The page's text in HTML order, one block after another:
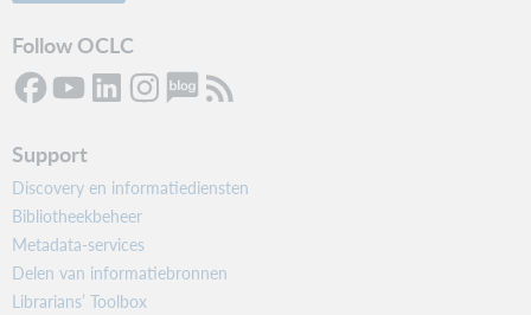
Follow OCLC
Support
Discovery en informatiediensten
Bibliotheekbeheer
Metadata-services
Delen van informatiebronnen
Librarians’ Toolbox